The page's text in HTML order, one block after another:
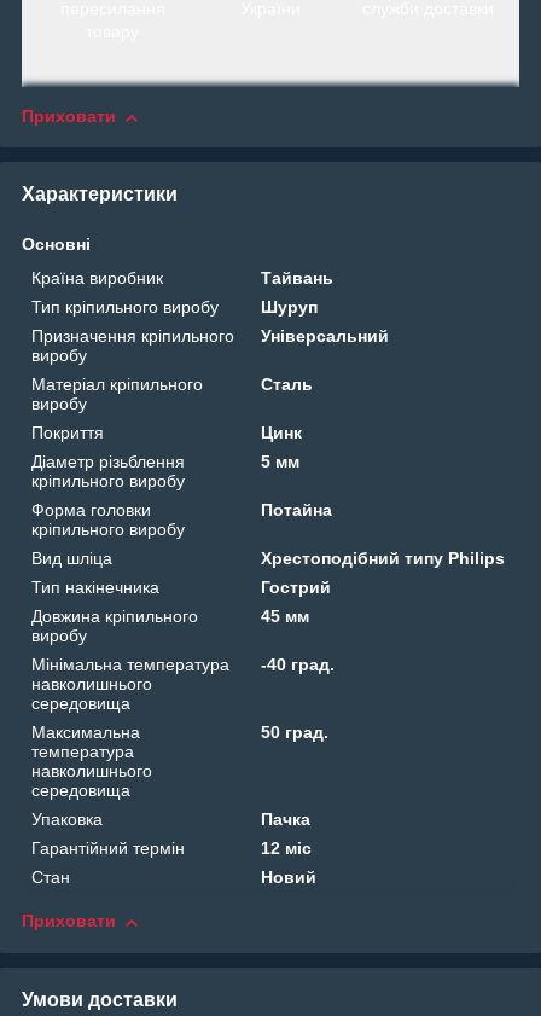
Приховати
Характеристики
Основні
Країна виробник
Тайвань
Тип кріпильного виробу
Шуруп
Призначення кріпильного
виробу
Універсальний
Матеріал кріпильного
виробу
Сталь
Покриття
Цинк
Діаметр різьблення
кріпильного виробу
5 мм
Форма головки
кріпильного виробу
Потайна
Вид шліца
Хрестоподібний типу Philips
Тип накінечника
Гострий
Довжина кріпильного
виробу
45 мм
Мінімальна температура
навколишнього
середовища
-40 град.
Максимальна
температура
навколишнього
середовища
50 град.
Упаковка
Пачка
Гарантійний термін
12 міс
Стан
Новий
Приховати
Умови доставки